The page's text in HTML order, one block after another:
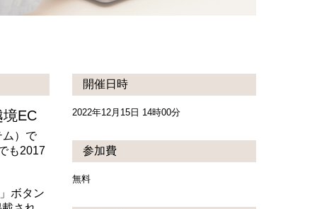
境EC
ム）で
も2017
ボタン
開催日時
2022年12月15日 14時00分
参加費
無料